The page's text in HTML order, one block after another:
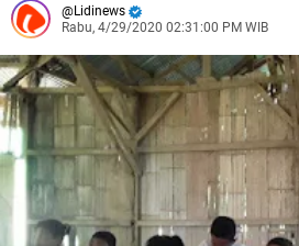
Lidinews
Rabu, 4/29/2020 02:31:00 PM WIB